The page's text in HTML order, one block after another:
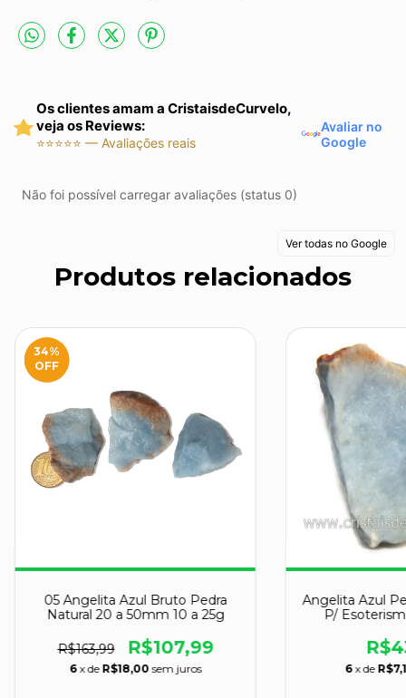
Os clientes amam a CristaisdeCurvelo,
veja os Reviews:
⭐⭐⭐⭐⭐ — Avaliações reais
Avaliar no
Google
Não foi possível carregar avaliações (status 0)
Ver todas no Google
Produtos relacionados
34%
OFF
05 Angelita Azul Bruto Pedra
Natural 20 a 50mm 10 a 25g
R$163,99 R$107,99
6 x de R$18,00 sem juros
Angelita Azul
P/
6 x de